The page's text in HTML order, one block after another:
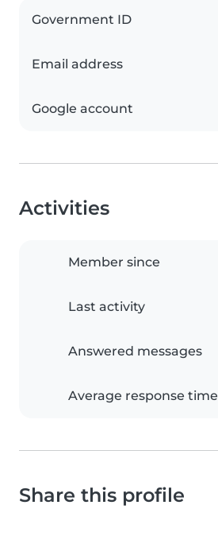
Government ID
Email address
Google account
Activities
Member since
Last activity
Answered messages
Average response time
Share this profile